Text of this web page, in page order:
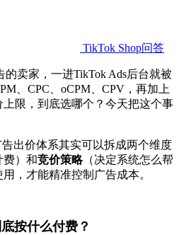
TikTok Shop问答
的卖家，一进TikTok Ads后台就被
、CPC、oCPM、CPV，再加上
限，到底选哪个？今天把这个事
出价体系其实可以拆成两个维度
费）和竞价策略（决定系统怎么帮
，才能精准控制广告成本。
按什么付费？